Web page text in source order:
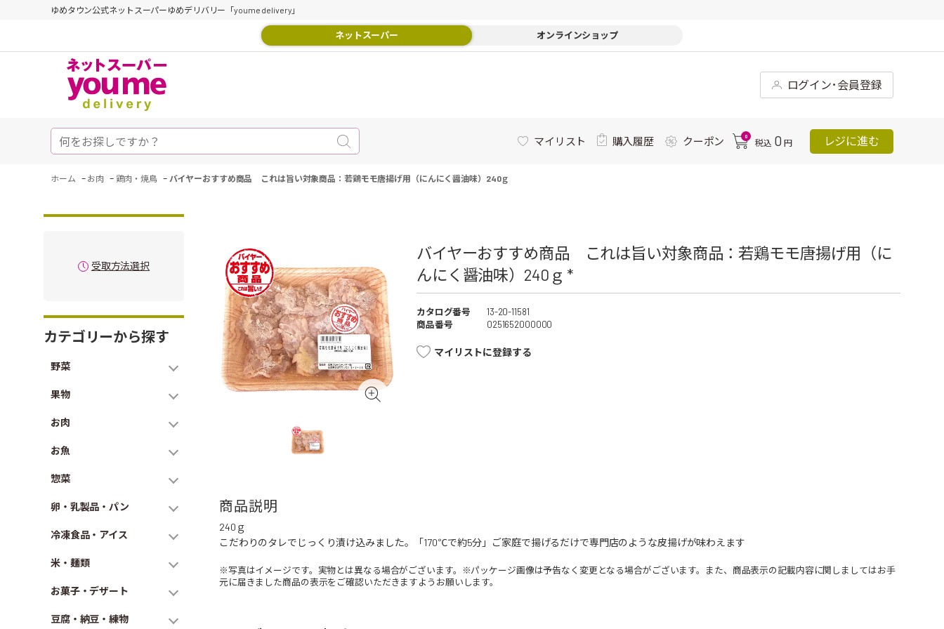
ゆめタウン公式ネットスーパーゆめデリバリー「youme delivery」
ネットスーパー オンラインショップ
ログイン･会員登録
マイリスト 購入履歴 クーポン 0
税込 0 円 レジに進む
ホーム - お肉 - 鶏肉・焼鳥 - バイヤーおすすめ商品 これは旨い対象商品：若鶏モモ唐揚げ用（にんにく醤油味）240ｇ
受取方法選択
カテゴリーから探す
野菜
果物
お肉
お魚
惣菜
卵・乳製品・パン
冷凍食品・アイス
米・麺類
お菓子・デザート
豆腐・納豆・練物
バイヤーおすすめ商品 これは旨い対象商品：若鶏モモ唐揚げ用（に
んにく醤油味）240ｇ *
カタログ番号
13-20-11581
商品番号
0251652000000
マイリストに登録する
商品説明
240ｇ
こだわりのタレでじっくり漬け込みました。「170℃で約5分」ご家庭で揚げるだけで専門店のような皮揚げが味わえます
※写真はイメージです。実物とは異なる場合がございます。※パッケージ画像は予告なく変更となる場合がございます。また、商品表示の記載内容に関しましてはお手
元に届きました商品の表示をご確認いただきますようお願いします。